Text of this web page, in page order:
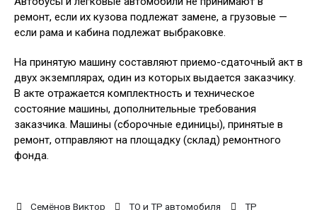
ремонт, если их кузова подлежат замене, а грузовые —
если рама и кабина подлежат выбраковке.
На принятую машину составляют приемо-сдаточный акт в
двух экземплярах, один из которых выдается заказчику.
В акте отражается комплектность и техническое
состояние машины, дополнительные требования
заказчика. Машины (сборочные единицы), принятые в
ремонт, отправляют на площадку (склад) ремонтного
фонда.
Семёнов Виктор ТО и ТР автомобиля ТР